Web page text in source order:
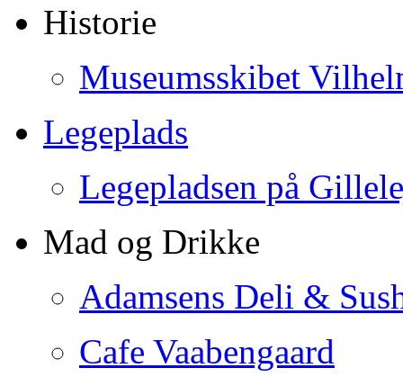
Historie
Museumsskibet
Legeplads
Legepladsen på
Mad og Drikke
Adamsens Deli &
Cafe Vaabengaard